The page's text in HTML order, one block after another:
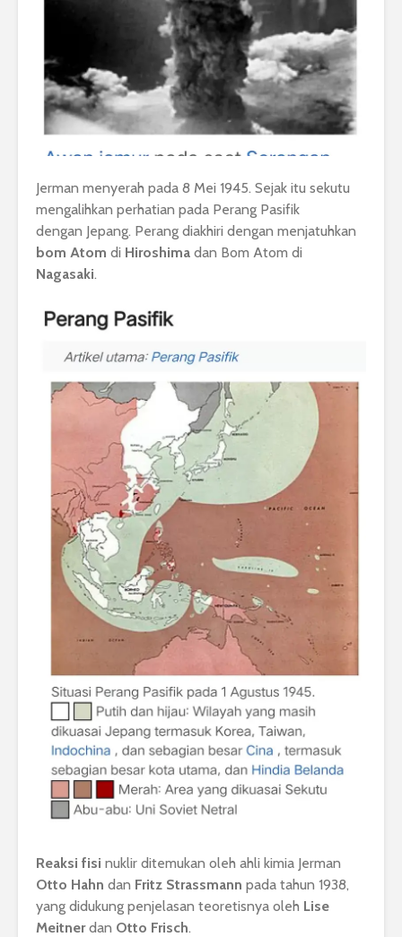
Jerman menyerah pada 8 Mei 1945. Sejak itu sekutu
mengalihkan perhatian pada Perang Pasifik
dengan Jepang. Perang diakhiri dengan menjatuhkan
bom Atom di Hiroshima dan Bom Atom di
Nagasaki.
Reaksi fisi nuklir ditemukan oleh ahli kimia Jerman
Otto Hahn dan Fritz Strassmann pada tahun 1938,
yang didukung penjelasan teoretisnya oleh Lise
Meitnerdan Otto Frisch.